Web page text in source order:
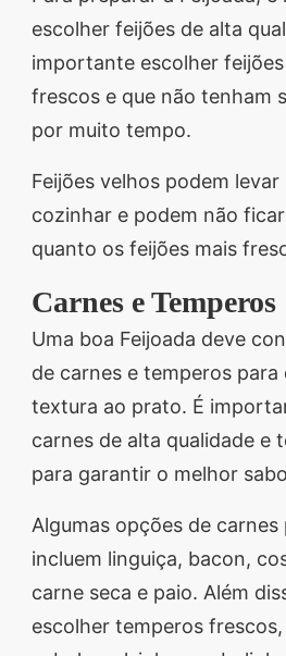
escolher feijões de alta
importante escolher
frescos e que não tenham
por muito tempo.
Feijões velhos podem
cozinhar e podem não
quanto os feijões mais
Carnes e Temperos
Uma boa Feijoada deve
de carnes e temperos para
textura ao prato. É
carnes de alta qualidade e
para garantir o melhor
Algumas opções de carnes
incluem linguiça, bacon,
carne seca e paio. Além
escolher temperos